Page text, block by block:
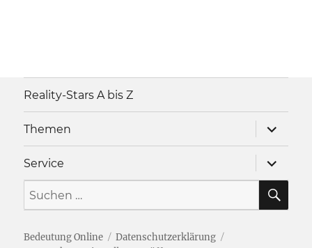
Reality-Stars A bis Z
Themen
anzeigen
Service
anzeigen
Suche
nach:
Bedeutung Online
Datenschutzerklärung